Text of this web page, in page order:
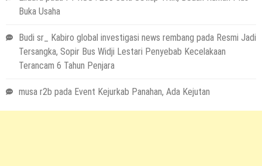
Buka Usaha
Budi sr_ Kabiro global investigasi news rembang pada Resmi Jadi
Tersangka, Sopir Bus Widji Lestari Penyebab Kecelakaan
Terancam 6 Tahun Penjara
musa r2b pada Event Kejurkab Panahan, Ada Kejutan